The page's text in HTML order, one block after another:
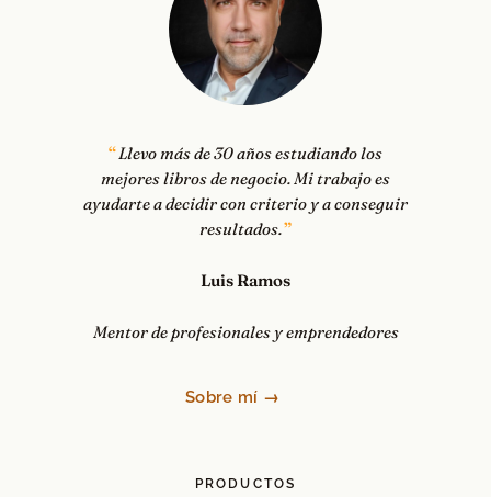
Llevo más de 30 años estudiando los
mejores libros de negocio. Mi trabajo es
ayudarte a decidir con criterio y a conseguir
resultados.
Luis Ramos
Mentor de profesionales y emprendedores
Sobre mí →
PRODUCTOS